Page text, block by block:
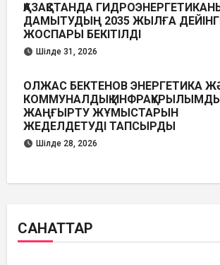
ҚАЗАҚСТАНДА
ДАМЫТУДЫҢ 2035 ЖЫЛҒА ДЕЙІНГІ
ЖОСПАРЫ БЕКІТІЛДІ
Шілде 31, 2026
ОЛЖАС БЕКТЕНОВ ЭНЕРГЕТИКА
КОММУНАЛДЫҚ ИНФРАҚҰРЫЛЫМДЫ
ЖАҢҒЫРТУ ЖҰМЫСТАРЫН
ЖЕДЕЛДЕТУДІ ТАПСЫРДЫ
Шілде 28, 2026
САНАТТАР